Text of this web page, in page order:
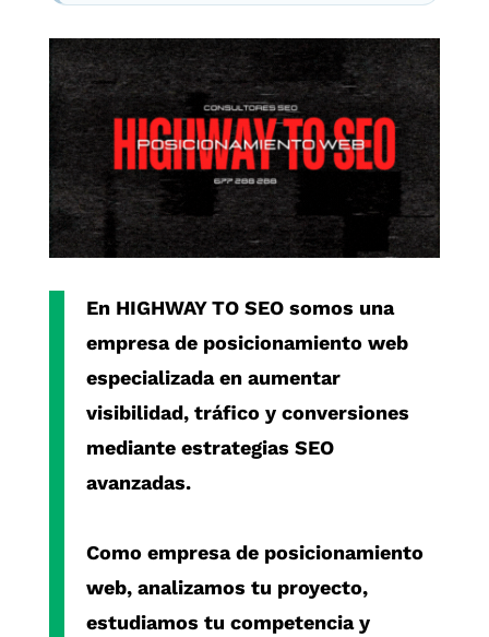
En HIGHWAY TO SEOsomos una
empresa de posicionamiento web
especializada en aumentar
visibilidad, tráfico y conversiones
mediante estrategias SEO
avanzadas.
Como empresa de posicionamiento
web, analizamos tu proyecto,
estudiamos tu competencia y